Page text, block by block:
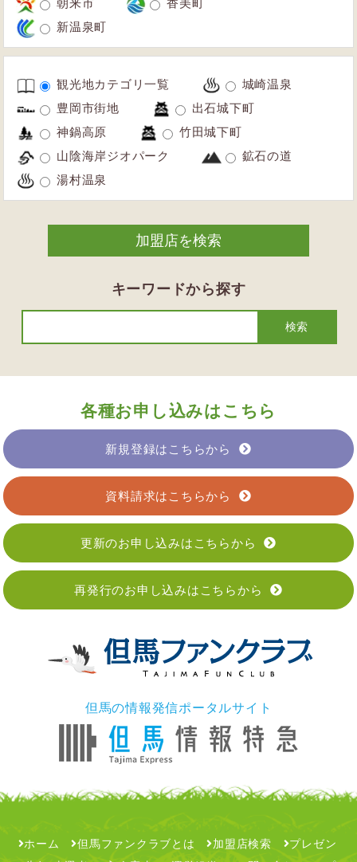
新温泉町
観光地カテゴリ一覧
城崎温泉
豊岡市街地
出石城下町
神鍋高原
竹田城下町
山陰海岸ジオパーク
鉱石の道
湯村温泉
キーワードから探す
各種お申し込みはこちら
新規登録はこちらから
資料請求はこちらから
更新のお申し込みはこちらから
再発行のお申し込みはこちらから
但馬の情報発信ポータルサイト
ホーム 但馬ファンクラブとは 加盟店検索
プレゼン